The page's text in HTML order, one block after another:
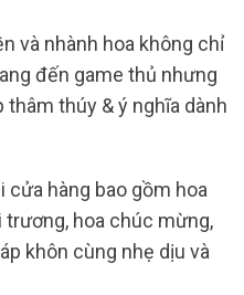
và nhành hoa không chỉ
đến game thủ nhưng
thúy & ý nghĩa dành
cửa hàng bao gồm hoa
trương, hoa chúc mừng,
khôn cùng nhẹ dịu và